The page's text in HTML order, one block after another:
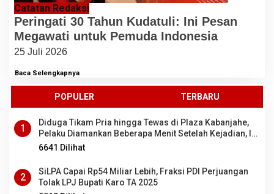
Catatan Redaksi
Peringati 30 Tahun Kudatuli: Ini Pesan
Megawati untuk Pemuda Indonesia
25 Juli 2026
Baca Selengkapnya
POPULER TERBARU
1
Diduga Tikam Pria hingga Tewas di Plaza Kabanjahe,
Pelaku Diamankan Beberapa Menit Setelah Kejadian, Ini
Motifnya
6641 Dilihat
2
SiLPA Capai Rp54 Miliar Lebih, Fraksi PDI Perjuangan
Tolak LPJ Bupati Karo TA 2025